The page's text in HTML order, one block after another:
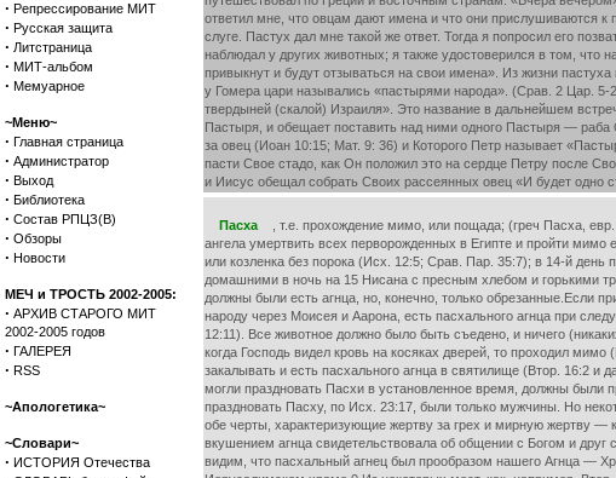
· Репрессирование МИТ
· Русская защита
· Литстраница
· МИТ-альбом
· Мемуарное
~Меню~
· Главная страница
· Администратор
· Выход
· Библиотека
· Состав РПЦЗ(В)
· Обзоры
· Новости
МЕЧ и ТРОСТЬ 2002-2005:
· АРХИВ СТАРОГО МИТ
2002-2005 годов
· ГАЛЕРЕЯ
· RSS
~Апологетика~
~Словари~
· ИСТОРИЯ Отечества
ответил мне, что овцам дают имена и что они прислушиваются к
слуге. Пастух дал мне такой же ответ. Тогда я попросил его
наблюдал у других животных; я также удостоверился в том, что
привыкнут и будут отзываться на свои имена». Из жизни
у Гомера цари назывались «пастырями народа». (Срав. 2 Цар.
твердыней (скалой) Израиля». Это название в дальнейшем
Пастыря, и обещает поставить над ними одного Пастыря —
за овец (Иоан 10:15; Мат. 9: 36) и Которого Петр называет
пасти Свое стадо, как Он положил это на сердце Петру после
и Иисус обещал собрать Своих рассеянных овец «И будет одно
Пасха , т.е. прохождение мимо, или пощада; (греч Пасха, евр.
ангела умертвить всех перворожденных в Египте и пройти
или козленка без порока (Исх. 12:5; Срав. Пар. 35:7); в 14-й день
домашними в ночь на 15 Нисана с пресным хлебом и горькими
должны были есть агнца, но, конечно, только обрезанные.Если
народу через Моисея и Аарона, есть пасхального агнца при
12:11). Все животное должно было быть съедено, и ничего
когда Господь видел кровь на косяках дверей, то проходил
закалывать и есть пасхального агнца в святилище (Втор. 16:2 и
могли праздновать Пасхи в установленное время, должны были
праздновать Пасху, по Исх. 23:17, были только мужчины. Но
обе черты, характеризующие жертву за грех и мирную жертву —
вкушением агнца свидетельствовала об общении с Богом и
видим, что пасхальный агнец был прообразом нашего Агнца —